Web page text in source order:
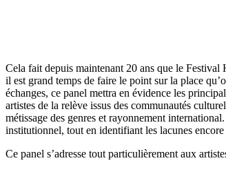
Cela fait depuis maintenant 20 ans que le
il est grand temps de faire le point sur la place
échanges, ce panel mettra en évidence les
artistes de la relève issus des communautés
métissage des genres et rayonnement
institutionnel, tout en identifiant les lacunes
Ce panel s’adresse tout particulièrement aux